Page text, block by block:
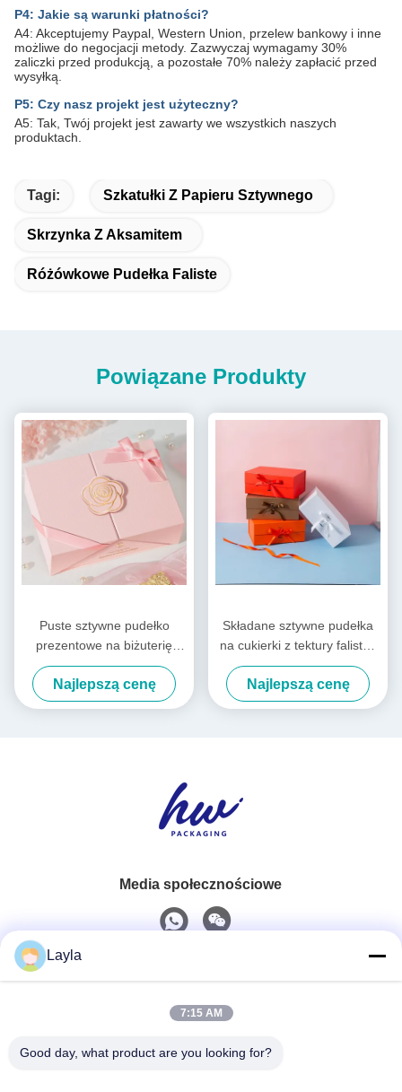
P4: Jakie są warunki płatności?
A4: Akceptujemy Paypal, Western Union, przelew bankowy i inne
możliwe do negocjacji metody. Zazwyczaj wymagamy 30%
zaliczki przed produkcją, a pozostałe 70% należy zapłacić przed
wysyłką.
P5: Czy nasz projekt jest użyteczny?
A5: Tak, Twój projekt jest zawarty we wszystkich naszych
produktach.
Tagi: Szkatułki Z Papieru Sztywnego
Skrzynka Z Aksamitem
Różówkowe Pudełka Faliste
Powiązane Produkty
Puste sztywne pudełko
prezentowe na biżuterię
perfumy luksusowe pudełko
prezentowe z
niestandardowym logo
Najlepszą cenę
Składane sztywne pudełka
na cukierki z tektury falistej,
pudełko na odzież na
prezent na święta
Najlepszą cenę
Media społecznościowe
0086-18688885859
Layla
7:15 AM
Good day, what product are you looking for?